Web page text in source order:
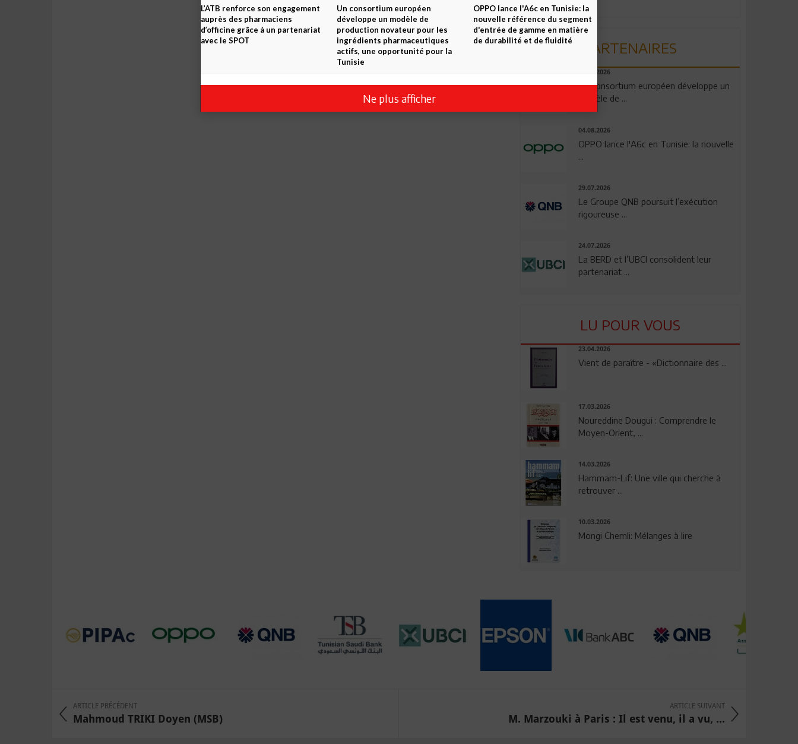
PARTENAIRES
06.08.2026
Un consortium européen développe un
modèle de ...
04.08.2026
OPPO lance l'A6c en Tunisie: la nouvelle
29.07.2026
Le Groupe QNB poursuit l’exécution
rigoureuse ...
24.07.2026
La BERD et l’UBCI consolident leur
partenariat ...
LU POUR VOUS
23.04.2026
Vient de paraître - «Dictionnaire des ...
17.03.2026
Noureddine Dougui : Comprendre le
Moyen-Orient, ...
14.03.2026
Hammam-Lif: Une ville qui cherche à
retrouver ...
10.03.2026
Mongi Chemli: Mélanges à lire
ARTICLE PRÉCÉDENT
Mahmoud TRIKI Doyen (MSB)
ARTICLE SUIVANT
M. Marzouki à Paris : Il est venu, il a vu, ...
L’ATB renforce son engagement
auprès des pharmaciens
d’officine grâce à un partenariat
avec le SPOT
Un consortium européen
développe un modèle de
production novateur pour les
ingrédients pharmaceutiques
actifs, une opportunité pour la
Tunisie
OPPO lance l'A6c en Tunisie: la
nouvelle référence du segment
d'entrée de gamme en matière
de durabilité et de fluidité
Ne plus afficher